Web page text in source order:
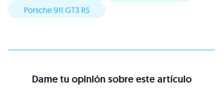
Porsche 911 GT3 RS
Dame tu opinión sobre este artículo